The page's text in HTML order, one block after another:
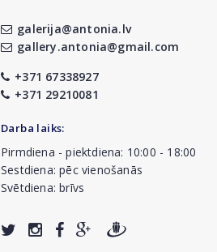
galerija@antonia.lv
gallery.antonia@gmail.com
+371 67338927
+371 29210081
Darba laiks:
Pirmdiena - piektdiena: 10:00 - 18:00
Sestdiena: pēc vienošanās
Svētdiena: brīvs